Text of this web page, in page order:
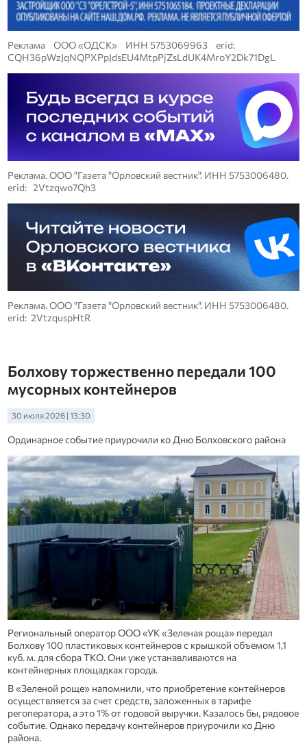
Реклама ООО «ОДСК» ИНН 5753069963 erid:
CQH36pWzJqNQPXPpJdsEU4MtpPjZsLdUK4MroY2Dk71DgL
Реклама. ООО "Газета "Орловский вестник". ИНН 5753006480.
erid: 2Vtzqwo7Qh3
Реклама. ООО "Газета "Орловский вестник". ИНН 5753006480.
erid: 2VtzquspHtR
Болхову торжественно передали 100
мусорных контейнеров
30 июля 2026 | 13:30
Ординарное событие приурочили ко Дню Болховского района
Региональный оператор ООО «УК «Зеленая роща» передал
Болхову 100 пластиковых контейнеров с крышкой объемом 1,1
куб. м. для сбора ТКО. Они уже устанавливаются на
контейнерных площадках города.
В «Зеленой роще» напомнили, что приобретение контейнеров
осуществляется за счет средств, заложенных в тарифе
регоператора, а это 1% от годовой выручки. Казалось бы, рядовое
событие. Однако передачу контейнеров приурочили ко Дню
района.